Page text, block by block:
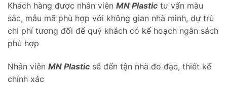
Khách hàng được nhân viên MN Plastic tư vấn màu
sắc, mẫu mã phù hợp với không gian nhà mình, dự trù
chi phí tương đối để quý khách có kế hoạch ngân sách
phù hợp
Nhân viên MN Plastic sẽ đến tận nhà đo đạc, thiết kế
chính xác